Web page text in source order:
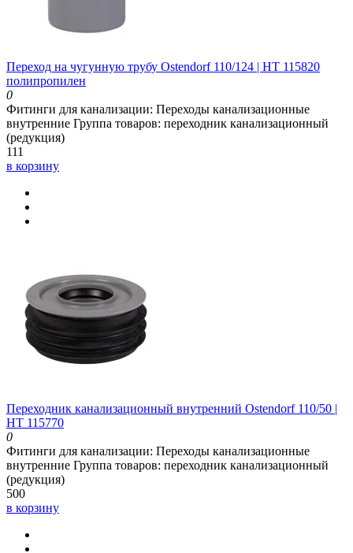
Переход на чугунную трубу Ostendorf 110/124 | HT 115820
полипропилен
0
Фитинги для канализации: Переходы канализационные
внутренние Группа товаров: переходник канализационный
(редукция)
111
в корзину
Переходник канализационный внутренний Ostendorf 110/50 |
HT 115770
0
Фитинги для канализации: Переходы канализационные
внутренние Группа товаров: переходник канализационный
(редукция)
500
в корзину